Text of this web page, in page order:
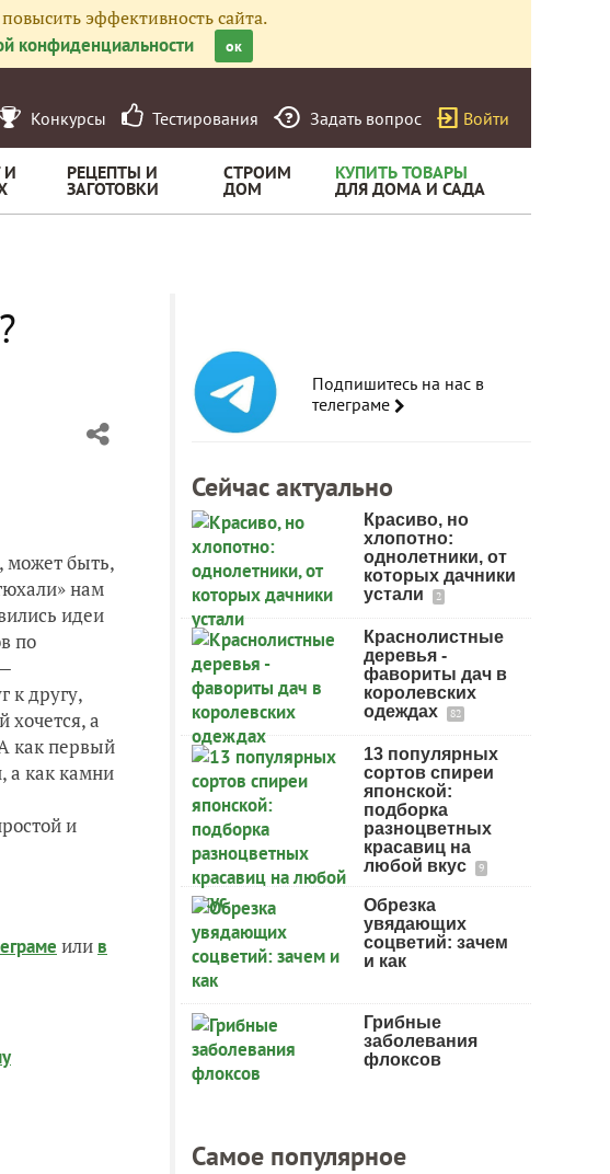
эффективность сайта.
конфиденциальности ок
Конкурсы Тестирования Задать вопрос Войти
И РЕЦЕПТЫ И
ЗАГОТОВКИ
СТРОИМ
ДОМ
КУПИТЬ ТОВАРЫ
ДЛЯ ДОМА И САДА
может быть,
нам
идеи
по
к другу,
хочется, а
как первый
а как камни
и
или в
Подпишитесь на нас в
телеграме
Сейчас актуально
Красиво, но
хлопотно:
однолетники, от
которых дачники
устали
2
Краснолистные
деревья -
фавориты дач в
королевских
одеждах
82
13 популярных
сортов спиреи
японской:
подборка
разноцветных
красавиц на
любой вкус
9
Обрезка
увядающих
соцветий: зачем
и как
Грибные
заболевания
флоксов
Самое популярное